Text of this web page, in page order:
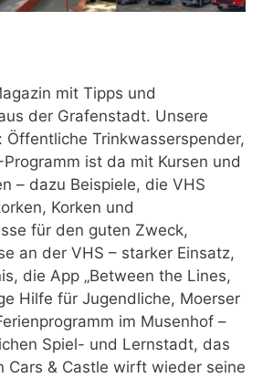
mit Tipps und
der Grafenstadt. Unsere
Öffentliche Trinkwasserspender,
ist da mit Kursen und
– dazu Beispiele, die VHS
Korken und
für den guten Zweck,
an der VHS – starker Einsatz,
die App „Between the Lines,
Hilfe für Jugendliche, Moerser
im Musenhof –
Spiel- und Lernstadt, das
Cars & Castle wirft wieder seine